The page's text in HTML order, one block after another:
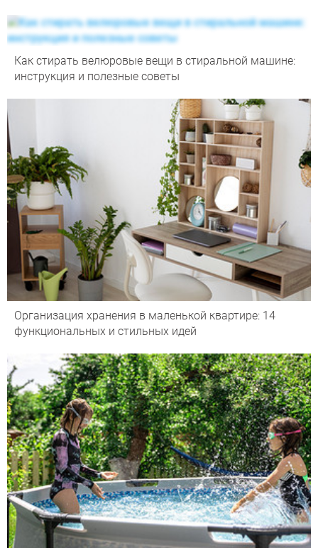
Как стирать велюровые вещи в стиральной машине:
инструкция и полезные советы
Организация хранения в маленькой квартире: 14
функциональных и стильных идей